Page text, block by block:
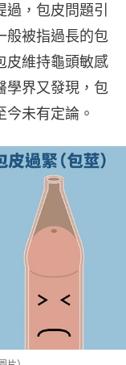
，包皮問題引
般被指過長的包
皮維持龜頭敏感
學界又發現，包
未有定論。